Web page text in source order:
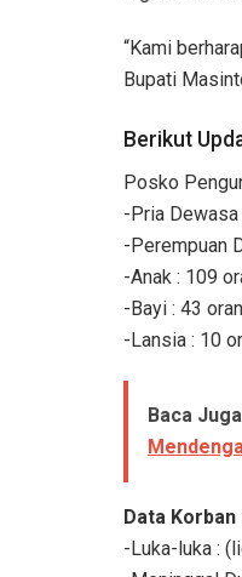
“Kami
Bupati
Berikut
Posko
-Pria
-Perempuan
-Anak : 109
-Bayi : 43
-Lansia : 10
Baca Juga
Data Korban
-Luka-luka :